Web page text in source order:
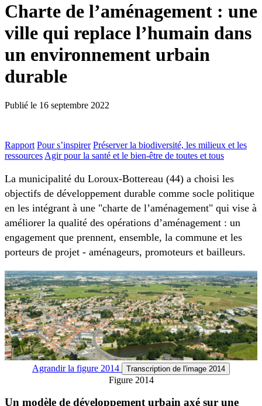
Charte de l’aménagement : une
ville qui replace l’humain dans
un environnement urbain
durable
Publié le 16 septembre 2022
Rapport Pour s’inspirer Préserver la biodiversité, les milieux et les
ressources Agir pour la santé et le bien-être de toutes et tous
La municipalité du Loroux-Bottereau (44) a choisi les
objectifs de développement durable comme socle politique
en les intégrant à une "charte de l’aménagement" qui vise à
améliorer la qualité des opérations d’aménagement : un
engagement que prennent, ensemble, la commune et les
porteurs de projet - aménageurs, promoteurs et bailleurs.
Agrandirla figure 2014 Transcription de l'image 2014
Figure 2014
Un modèle de développement urbain axé sur une